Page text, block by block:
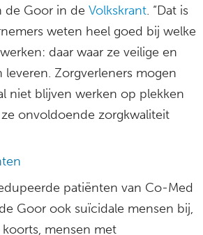
de Goor in de Volkskrant. “Dat is
weten heel goed bij welke
daar waar ze veilige en
Zorgverleners mogen
niet blijven werken op plekken
onvoldoende zorgkwaliteit
patiënten van Co-Med
Goor ook suïcidale mensen bij,
mensen met